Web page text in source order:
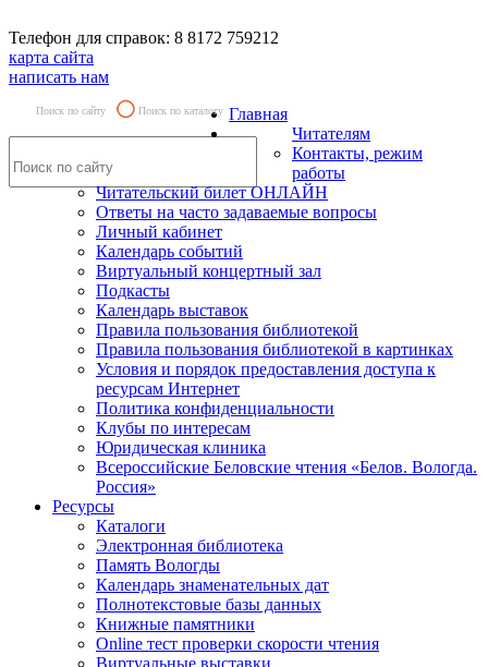
Телефон для справок: 8 8172 759212
карта сайта
написать нам
Поиск по сайту Поиск по каталогу Главная
Читателям
Контакты, режим
работы
Читательский билет ОНЛАЙН
Ответы на часто задаваемые вопросы
Личный кабинет
Календарь событий
Виртуальный концертный зал
Подкасты
Календарь выставок
Правила пользования библиотекой
Правила пользования библиотекой в картинках
Условия и порядок предоставления доступа к
ресурсам Интернет
Политика конфиденциальности
Клубы по интересам
Юридическая клиника
Всероссийские Беловские чтения «Белов. Вологда.
Россия»
Ресурсы
Каталоги
Электронная библиотека
Память Вологды
Календарь знаменательных дат
Полнотекстовые базы данных
Книжные памятники
Online тест проверки скорости чтения
Виртуальные выставки